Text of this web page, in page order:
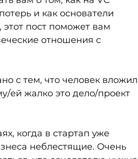
и как основатели
этот пост поможет вам
отношения с
с тем, что человек вложил
ей жалко это дело/проект
когда в стартап уже
неблестящие. Очень